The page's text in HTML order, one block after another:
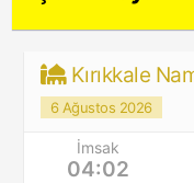
Kırıkkale
6 Ağustos 2026
İmsak
04:02